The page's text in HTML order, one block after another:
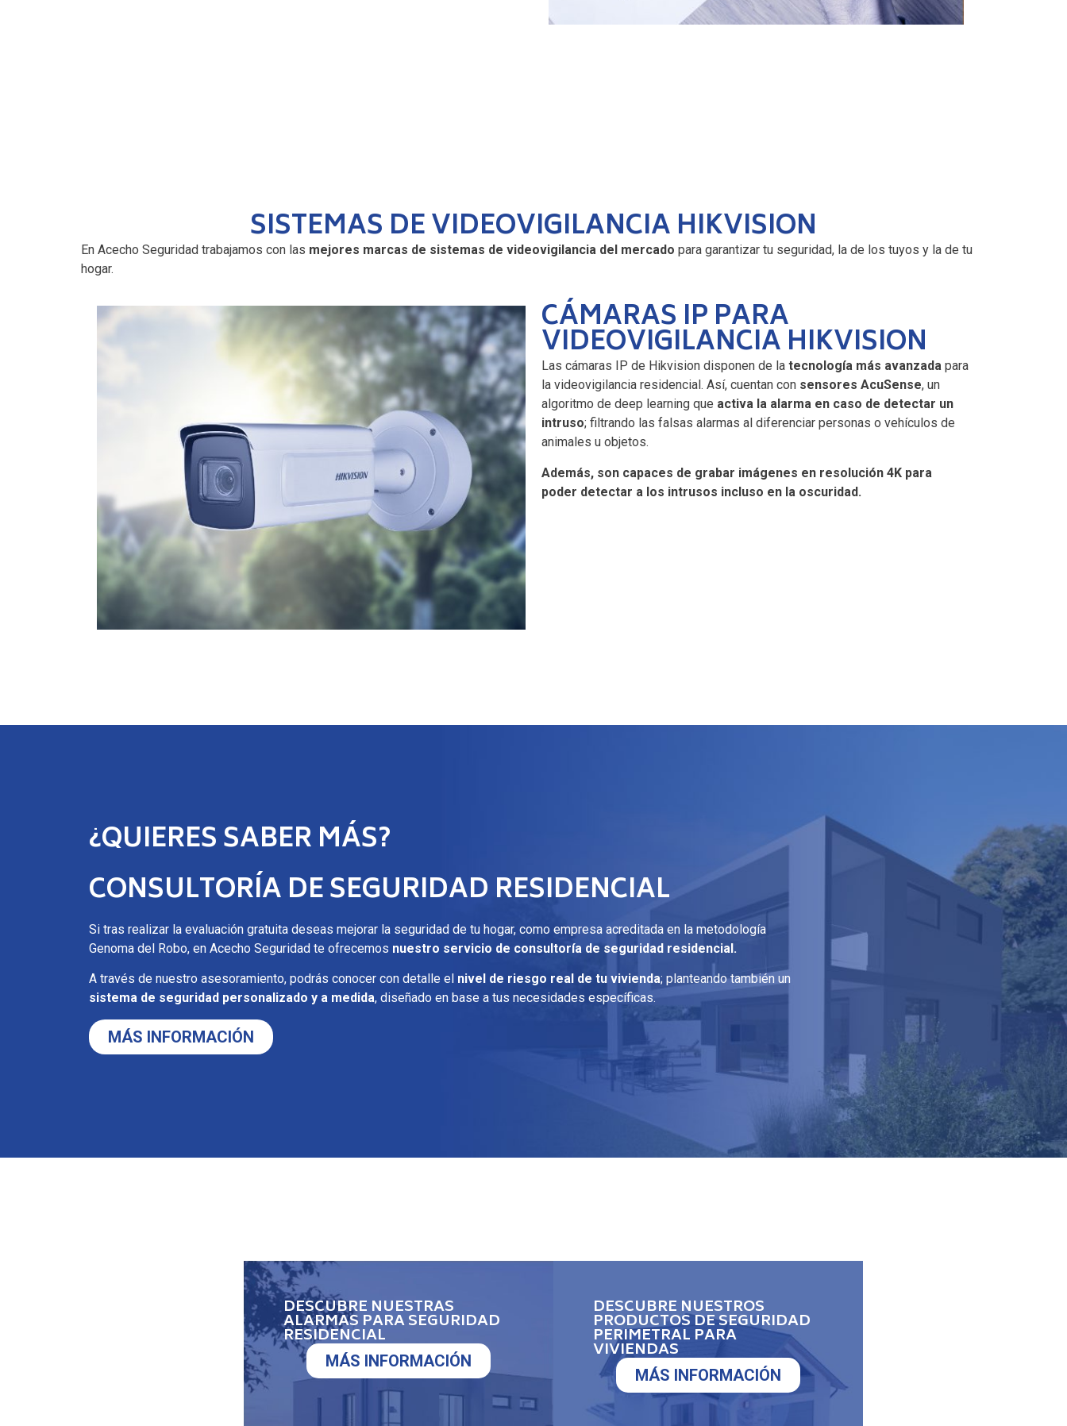
SISTEMAS DE VIDEOVIGILANCIA HIKVISION
En Acecho Seguridad trabajamos con las mejores marcas de sistemas de videovigilancia del mercado para garantizar tu seguridad, la de los tuyos y la de tu
hogar.
CÁMARAS IP PARA
VIDEOVIGILANCIA HIKVISION
Las cámaras IP de Hikvision disponen de la tecnología más avanzada para
la videovigilancia residencial. Así, cuentan con sensores AcuSense, un
algoritmo de deep learning que activa la alarma en caso de detectar un
intruso; filtrando las falsas alarmas al diferenciar personas o vehículos de
animales u objetos.
Además, son capaces de grabar imágenes en resolución 4K para
poder detectar a los intrusos incluso en la oscuridad.
¿QUIERES SABER MÁS?
CONSULTORÍA DE SEGURIDAD RESIDENCIAL
Si tras realizar la evaluación gratuita deseas mejorar la seguridad de tu hogar, como empresa acreditada en la metodología
Genoma del Robo, en Acecho Seguridad te ofrecemos nuestro servicio de consultoría de seguridad residencial.
A través de nuestro asesoramiento, podrás conocer con detalle el nivel de riesgo real de tu vivienda; planteando también un
sistema de seguridad personalizado y a medida, diseñado en base a tus necesidades específicas.
MÁS INFORMACIÓN
DESCUBRE NUESTRAS
ALARMAS PARA SEGURIDAD
RESIDENCIAL
MÁS INFORMACIÓN
DESCUBRE NUESTROS
PRODUCTOS DE SEGURIDAD
PERIMETRAL PARA
VIVIENDAS
MÁS INFORMACIÓN